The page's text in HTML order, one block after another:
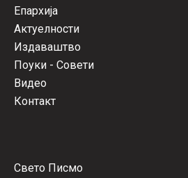
Епархија
Актуелности
Издаваштво
Поуки - Совети
Видео
Контакт
Свето Писмо